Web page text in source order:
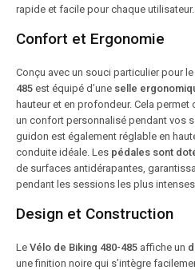
rapide et facile pour chaque utilisateur.
Confort et Ergonomie
Conçu avec un souci particulier pour
485 est équipé d’une selle
hauteur et en profondeur. Cela
un confort personnalisé pendant vos
guidon est également réglable en
conduite idéale. Les pédales sont
de surfaces antidérapantes,
pendant les sessions les plus intenses.
Design et Construction
Le Vélo de Biking 480-485 affiche un
une finition noire qui s’intègre